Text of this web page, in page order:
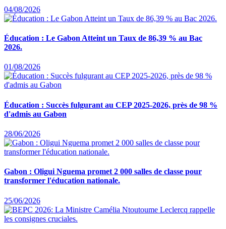
04/08/2026
Éducation : Le Gabon Atteint un Taux de 86,39 % au Bac
2026.
01/08/2026
Éducation : Succès fulgurant au CEP 2025-2026, près de 98 %
d'admis au Gabon
28/06/2026
Gabon : Oligui Nguema promet 2 000 salles de classe pour
transformer l'éducation nationale.
25/06/2026